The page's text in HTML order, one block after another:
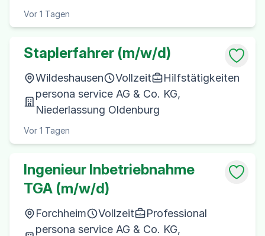
Vor 1 Tagen
Staplerfahrer (m/w/d)
Wildeshausen Vollzeit
Hilfstätigkeiten
persona service AG & Co. KG,
Niederlassung Oldenburg
Vor 1 Tagen
Ingenieur Inbetriebnahme
TGA (m/w/d)
Forchheim Vollzeit
Professional
persona service AG & Co. KG,